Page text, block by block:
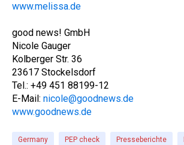
www.melissa.de
good news! GmbH
Nicole Gauger
Kolberger Str. 36
23617 Stockelsdorf
Tel.: +49 451 88199-12
E-Mail: nicole@goodnews.de
www.goodnews.de
Germany PEP check Presseberichte